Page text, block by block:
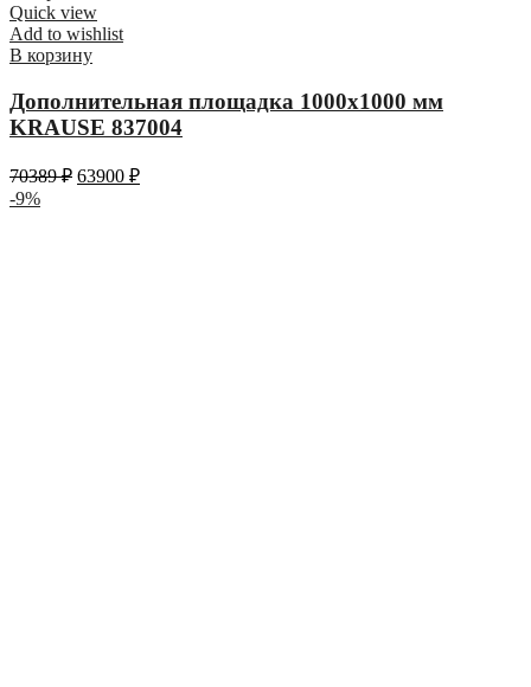
Quick view
Add to wishlist
В корзину
Дополнительная площадка 1000х1000 мм
KRAUSE 837004
70389₽ 63900 ₽
-9%